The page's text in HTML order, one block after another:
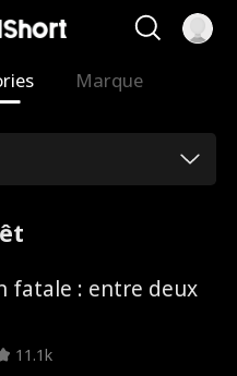
Marque
fatale : entre deux
11.1k